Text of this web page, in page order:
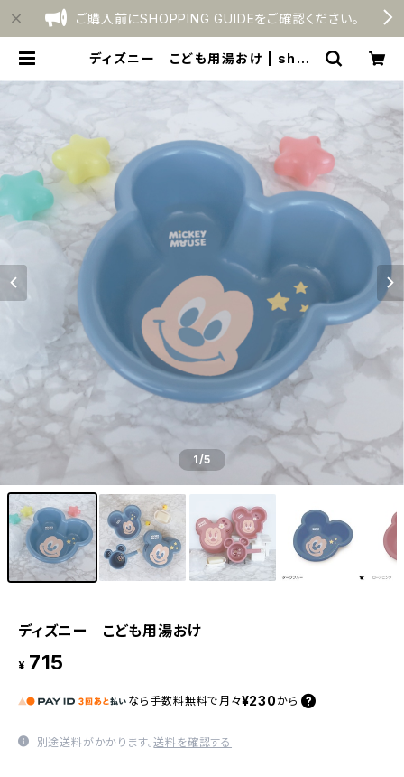
ご購入前にSHOPPING GUIDEをご確認ください。
ディズニー こども用湯おけ | shop
1/5
ディズニー こども用湯おけ
¥ 715
なら 手数料無料で 月々¥230 から
別途送料がかかります。送料を確認する